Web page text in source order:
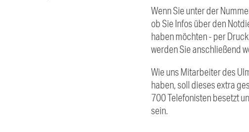
Wenn Sie unter der
ob Sie Infos über den
haben möchten - per
werden Sie anschließend
Wie uns Mitarbeiter des
haben, soll dieses extra
700 Telefonisten besetzt
sein.